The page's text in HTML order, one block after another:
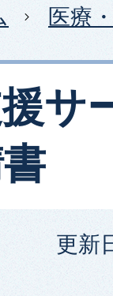
医療
サ
更新